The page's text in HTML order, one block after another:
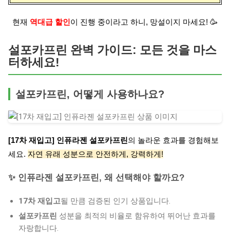
현재 역대급 할인이 진행 중이라고 하니, 망설이지 마세요! 🥳
설포카프린 완벽 가이드: 모든 것을 마스
터하세요!
설포카프린, 어떻게 사용하나요?
[17차 재입고] 인퓨라젠 설포카프린의 놀라운 효과를 경험해보
세요. 자연 유래 성분으로 안전하게, 강력하게!
✨ 인퓨라젠 설포카프린, 왜 선택해야 할까요?
17차 재입고될 만큼 검증된 인기 상품입니다.
설포카프린 성분을 최적의 비율로 함유하여 뛰어난 효과를
자랑합니다.